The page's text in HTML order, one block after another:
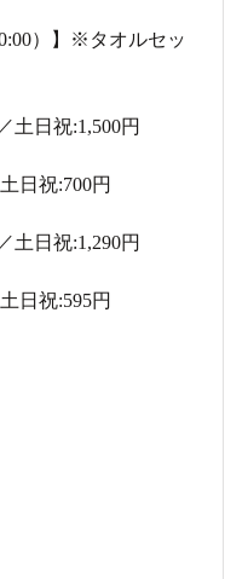
）】※タオルセッ
日祝:1,500円
日祝:700円
日祝:1,290円
日祝:595円